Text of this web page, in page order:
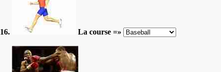
16. La course =»